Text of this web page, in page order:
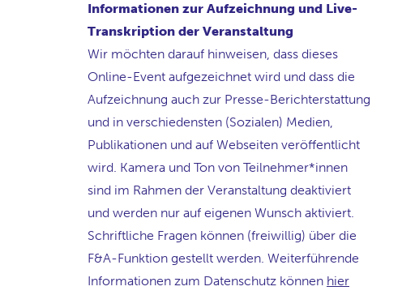
Informationen zur Aufzeichnung und Live-
Transkription der Veranstaltung
Wir möchten darauf hinweisen, dass dieses
Online-Event aufgezeichnet wird und dass die
Aufzeichnung auch zur Presse-Berichterstattung
und in verschiedensten (Sozialen) Medien,
Publikationen und auf Webseiten veröffentlicht
wird. Kamera und Ton von Teilnehmer*innen
sind im Rahmen der Veranstaltung deaktiviert
und werden nur auf eigenen Wunsch aktiviert.
Schriftliche Fragen können (freiwillig) über die
F&A-Funktion gestellt werden. Weiterführende
Informationen zum Datenschutz können hier